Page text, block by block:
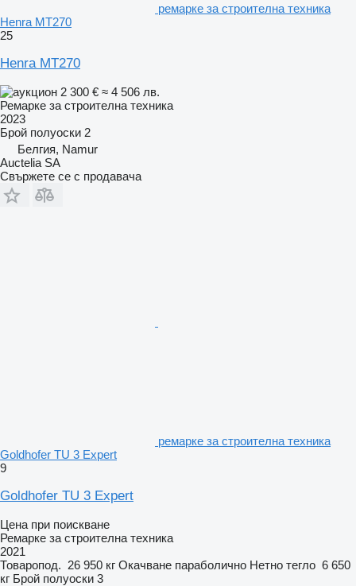
ремарке за строителна техника
Henra MT270
25
Henra MT270
2 300 € ≈ 4 506 лв.
Ремарке за строителна техника
2023
Брой полуоски 2
Белгия, Namur
Auctelia SA
Свържете се с продавача
ремарке за строителна техника
Goldhofer TU 3 Expert
9
Goldhofer TU 3 Expert
Цена при поискване
Ремарке за строителна техника
2021
Товаропод. 26 950 кг Окачване параболично Нетно тегло 6 650
кг Брой полуоски 3